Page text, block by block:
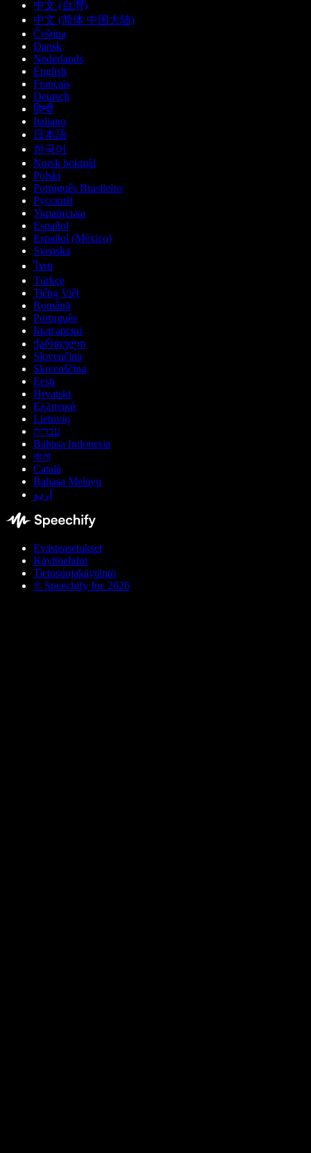
中文 (台灣)
中文 (简体 中国大陆)
Čeština
Dansk
Nederlands
English
Français
Deutsch
हिन्दी
Italiano
日本語
한국어
Norsk bokmål
Polski
Português Brasileiro
Русский
Українська
Español
Español (México)
Svenska
ไทย
Türkçe
Tiếng Việt
Română
Português
Български
ქართული
Slovenčina
Slovenščina
Eesti
Hrvatski
Ελληνικά
Lietuvių
עברית
Bahasa Indonesia
বাংলা
Català
Bahasa Melayu
اردو
Evästeasetukset
Käyttöehdot
Tietosuojakäytäntö
© Speechify Inc 2026